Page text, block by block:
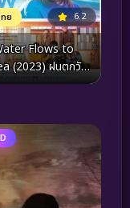
ย 6.2
Flows to
(2023) ฝนตกวัน
บรักรุ่นพี่